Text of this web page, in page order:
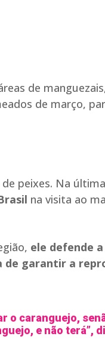
de
de março,
peixes. Na
na visita ao
ele defende
de garantir a
o caranguejo,
e não terá”,